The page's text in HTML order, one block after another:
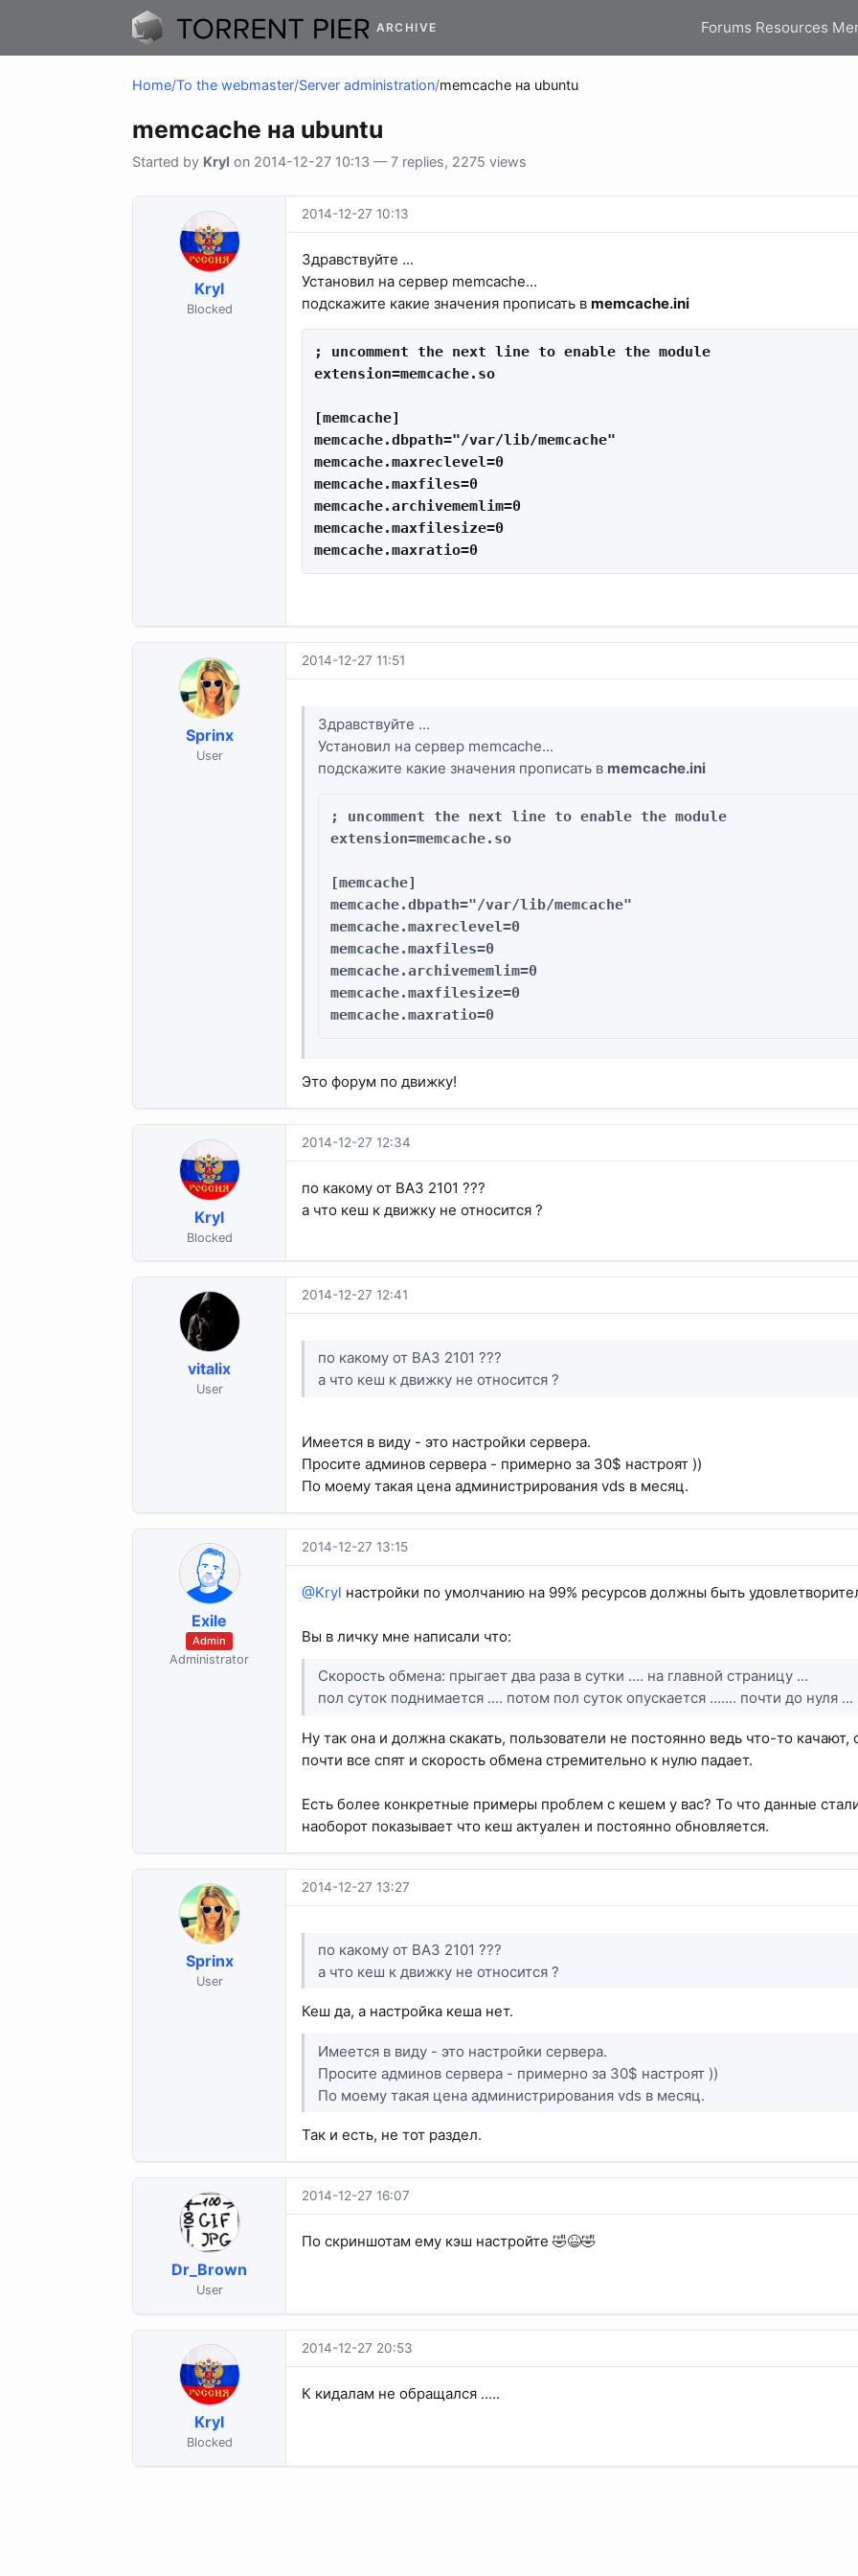
ARCHIVE Forums Resources
Home/To the webmaster/Server administration/memcache на ubuntu
memcache на ubuntu
Started by Kryl on 2014-12-27 10:13 — 7 replies, 2275 views
Kryl
Blocked
2014-12-27 10:13
Здравствуйте ...
Установил на сервер memcache...
подскажите какие значения прописать в memcache.ini
; uncomment the next line to enable the module
extension=memcache.so
[memcache]
memcache.dbpath="/var/lib/memcache"
memcache.maxreclevel=0
memcache.maxfiles=0
memcache.archivememlim=0
memcache.maxfilesize=0
memcache.maxratio=0
Sprinx
User
2014-12-27 11:51
Здравствуйте ...
Установил на сервер memcache...
подскажите какие значения прописать в memcache.ini
; uncomment the next line to enable the module
extension=memcache.so
[memcache]
memcache.dbpath="/var/lib/memcache"
memcache.maxreclevel=0
memcache.maxfiles=0
memcache.archivememlim=0
memcache.maxfilesize=0
memcache.maxratio=0
Это форум по движку!
Kryl
Blocked
2014-12-27 12:34
по какому от ВАЗ 2101 ???
а что кеш к движку не относится ?
vitalix
User
2014-12-27 12:41
по какому от ВАЗ 2101 ???
а что кеш к движку не относится ?
Имеется в виду - это настройки сервера.
Просите админов сервера - примерно за 30$ настроят ))
По моему такая цена администрирования vds в месяц.
Exile
Admin
Administrator
2014-12-27 13:15
@Kryl настройки по умолчанию на 99% ресурсов должны быть
Вы в личку мне написали что:
Скорость обмена: прыгает два раза в сутки .... на главной страницу ...
пол суток поднимается .... потом пол суток опускается ....... почти до нуля
Ну так она и должна скакать, пользователи не постоянно ведь что-то
почти все спят и скорость обмена стремительно к нулю падает.
Есть более конкретные примеры проблем с кешем у вас? То что данные
наоборот показывает что кеш актуален и постоянно обновляется.
Sprinx
User
2014-12-27 13:27
по какому от ВАЗ 2101 ???
а что кеш к движку не относится ?
Кеш да, а настройка кеша нет.
Имеется в виду - это настройки сервера.
Просите админов сервера - примерно за 30$ настроят ))
По моему такая цена администрирования vds в месяц.
Так и есть, не тот раздел.
Dr_Brown
User
2014-12-27 16:07
По скриншотам ему кэш настройте 🤣😆🤣
Kryl
Blocked
2014-12-27 20:53
К кидалам не обращался .....